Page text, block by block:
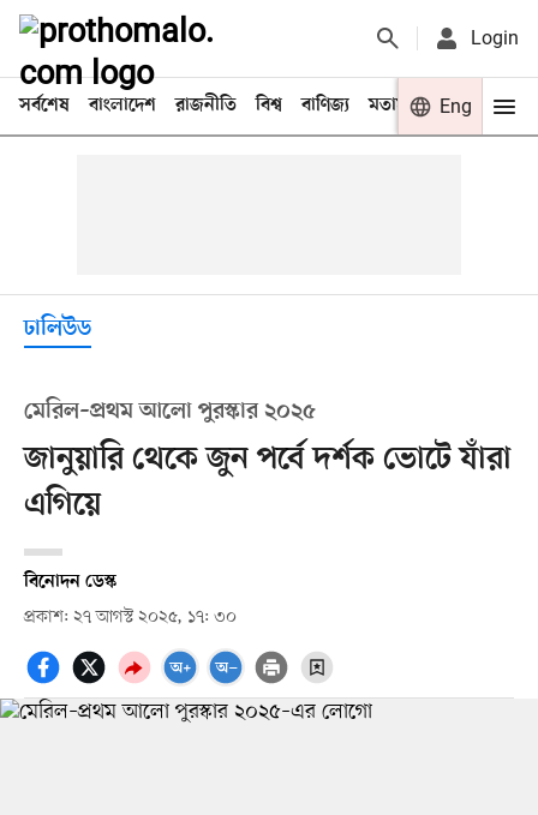
Login
সর্বশেষ বাংলাদেশ রাজনীতি বিশ্ব বাণিজ্য মতামত খেলা
Eng
ঢালিউড
মেরিল–প্রথম আলো পুরস্কার ২০২৫
জানুয়ারি থেকে জুন পর্বে দর্শক ভোটে যাঁরা
এগিয়ে
বিনোদন ডেস্ক
প্রকাশ: ২৭ আগস্ট ২০২৫, ১৭: ৩০